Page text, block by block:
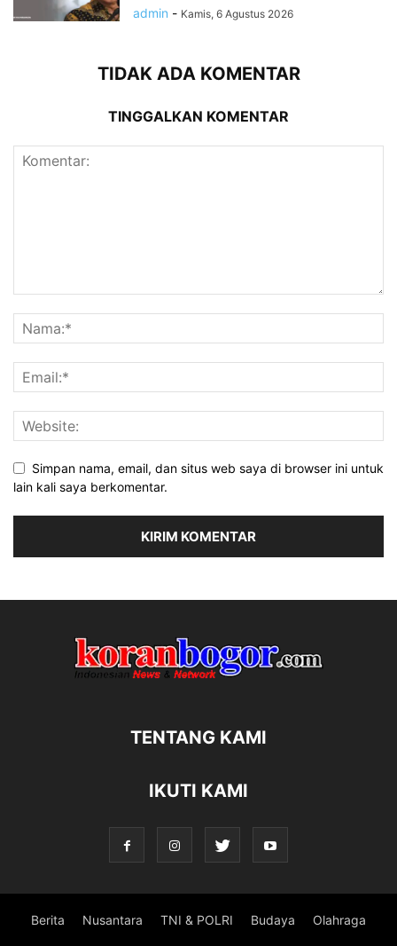
admin - Kamis, 6 Agustus 2026
TIDAK ADA KOMENTAR
TINGGALKAN KOMENTAR
Simpan nama, email, dan situs web saya di browser ini untuk
lain kali saya berkomentar.
TENTANG KAMI
IKUTI KAMI
Berita Nusantara TNI & POLRI Budaya Olahraga